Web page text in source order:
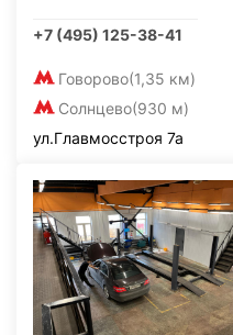
+7 (495) 125-38-41
Говорово(1,35 км)
Солнцево(930 м)
ул.Главмосстроя 7а